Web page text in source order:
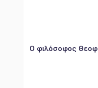
Ο φιλόσοφος